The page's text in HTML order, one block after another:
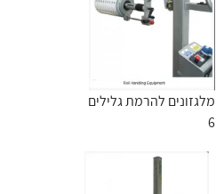
מלגזונים להרמת גלילים
6